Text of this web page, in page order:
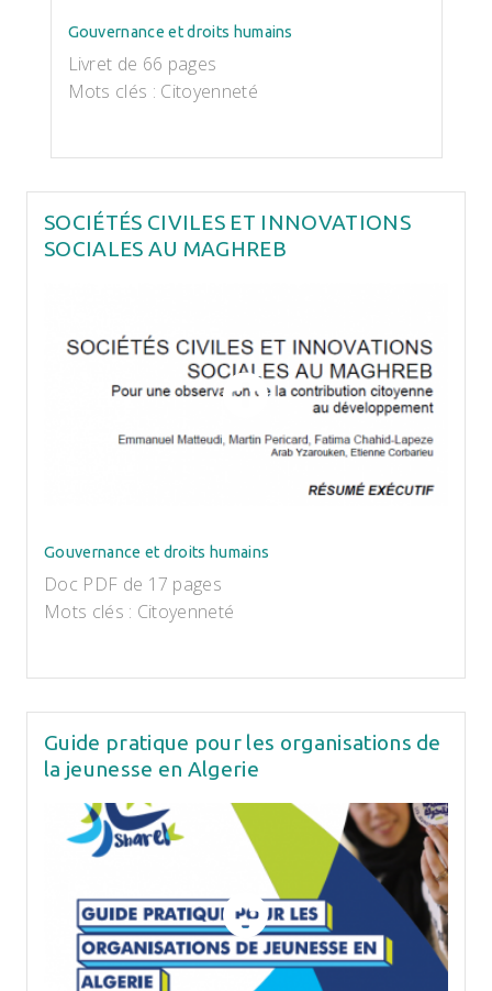
Gouvernance et droits humains
Livret de 66 pages
Mots clés : Citoyenneté
SOCIÉTÉS CIVILES ET INNOVATIONS
SOCIALES AU MAGHREB
Gouvernance et droits humains
Doc PDF de 17 pages
Mots clés : Citoyenneté
Guide pratique pour les organisations de
la jeunesse en Algerie